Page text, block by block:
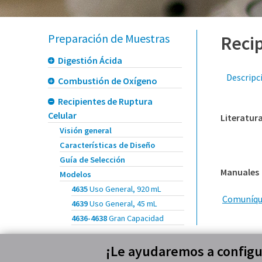
Preparación de Muestras
Digestión Ácida
Combustión de Oxígeno
Recipientes de Ruptura
Celular
Visión general
Características de Diseño
Guía de Selección
Modelos
4635Uso General, 920 mL
4639Uso General, 45 mL
4636-4638Gran Capacidad
Manuales
¡Le ayudaremos a